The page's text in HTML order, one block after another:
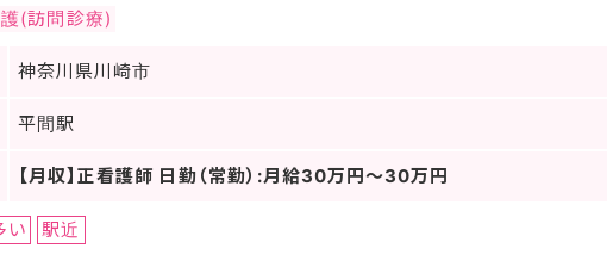
(訪問診療)
神奈川県川崎市
平間駅
【月収】正看護師 日勤（常勤）:月給30万円～30万円
い 駅近